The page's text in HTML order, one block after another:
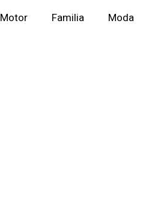
Motor Familia Moda